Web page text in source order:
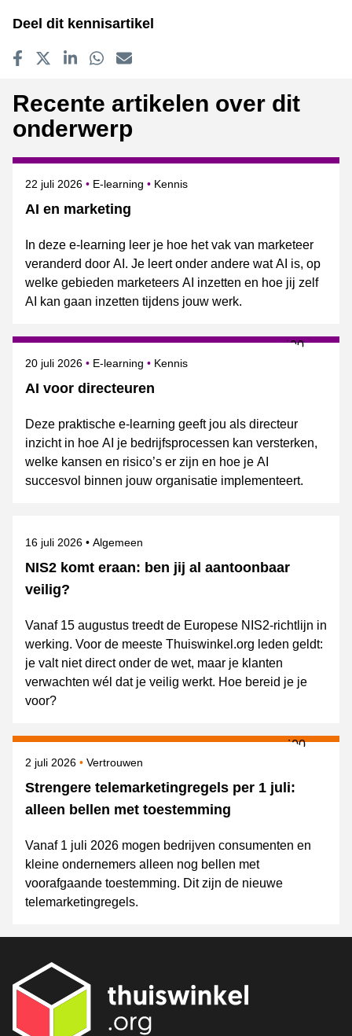
Deel dit kennisartikel
Recente artikelen over dit
onderwerp
AI en marketing
Gepubliceerd op
22 juli 2026 E-learning Onderwerpen
Kennis
In deze e-learning leer je hoe het vak van marketeer
veranderd door AI. Je leert onder andere wat AI is, op
welke gebieden marketeers AI inzetten en hoe jij zelf
AI kan gaan inzetten tijdens jouw werk.
AI voor directeuren
Gepubliceerd op
20 juli 2026 E-learning Onderwerpen
Kennis
Deze praktische e-learning geeft jou als directeur
inzicht in hoe AI je bedrijfsprocessen kan versterken,
welke kansen en risico’s er zijn en hoe je AI
succesvol binnen jouw organisatie implementeert.
NIS2 komt eraan: ben jij al aantoonbaar
veilig?
Gepubliceerd op
16 juli 2026 Onderwerpen
Algemeen
Vanaf 15 augustus treedt de Europese NIS2-richtlijn in
werking. Voor de meeste Thuiswinkel.org leden geldt:
je valt niet direct onder de wet, maar je klanten
verwachten wél dat je veilig werkt. Hoe bereid je je
voor?
Strengere telemarketingregels per 1 juli:
alleen bellen met toestemming
Gepubliceerd op
2 juli 2026 Onderwerpen
Vertrouwen
Vanaf 1 juli 2026 mogen bedrijven consumenten en
kleine ondernemers alleen nog bellen met
voorafgaande toestemming. Dit zijn de nieuwe
telemarketingregels.